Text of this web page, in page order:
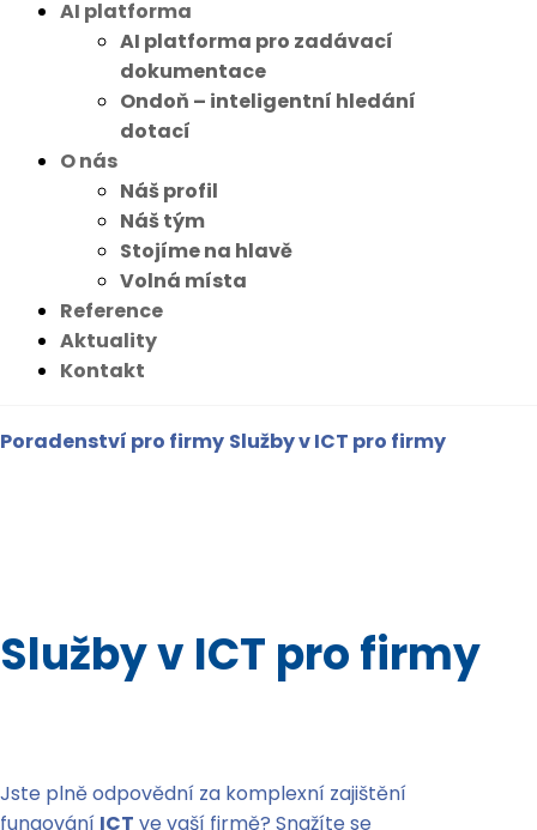
AI platforma
AI platforma pro zadávací
dokumentace
Ondoň – inteligentní hledání
dotací
O nás
Náš profil
Náš tým
Stojíme na hlavě
Volná místa
Reference
Aktuality
Kontakt
Poradenství pro firmy Služby v ICT pro firmy
Služby v ICT pro firmy
Jste plně odpovědní za komplexní zajištění
fungování ICT ve vaší firmě? Snažíte se